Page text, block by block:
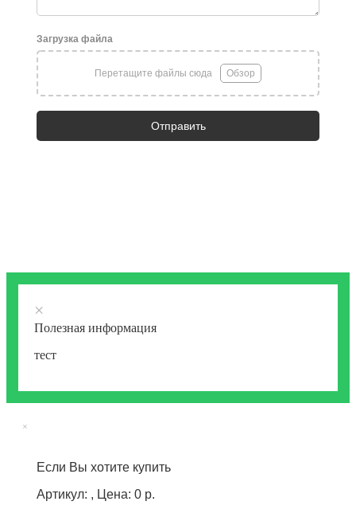
Загрузка файла
Перетащите файлы сюда Обзор
Отправить
×
Полезная информация
тест
×
Если Вы хотите купить
Артикул: , Цена: 0 р.